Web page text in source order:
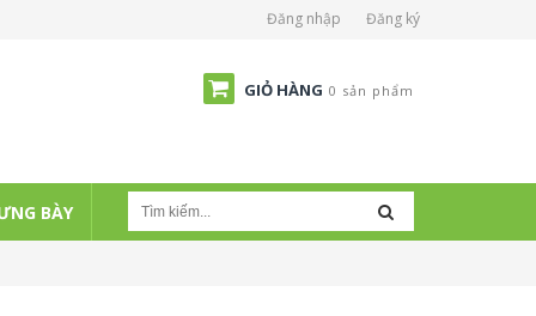
Đăng nhập Đăng ký
GIỎ HÀNG 0 sản phẩm
BÀY